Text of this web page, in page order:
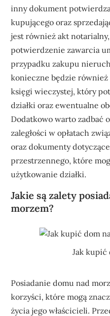
inny dokument
kupującego oraz
jest również akt
potwierdzenie zawarcia
przypadku zakupu
konieczne będzie
księgi wieczystej, który
działki oraz ewentualne
Dodatkowo warto zadbać
zaległości w opłatach
oraz dokumenty
przestrzennego, które
użytkowanie działki.
Jakie są zalety
morzem?
Jak kupić
Posiadanie domu nad
korzyści, które mogą
życia jego właścicieli.